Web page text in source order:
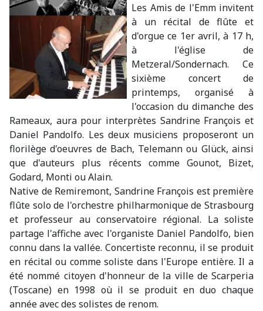
Les Amis de l'Emm invitent
à un récital de flûte et
d'orgue ce 1er avril, à 17 h,
à l'église de
Metzeral/Sondernach. Ce
sixième concert de
printemps, organisé à
l'occasion du dimanche des
Rameaux, aura pour interprètes Sandrine François et
Daniel Pandolfo. Les deux musiciens proposeront un
florilège d'oeuvres de Bach, Telemann ou Glück, ainsi
que d'auteurs plus récents comme Gounot, Bizet,
Godard, Monti ou Alain.
Native de Remiremont, Sandrine François est première
flûte solo de l'orchestre philharmonique de Strasbourg
et professeur au conservatoire régional. La soliste
partage l'affiche avec l'organiste Daniel Pandolfo, bien
connu dans la vallée. Concertiste reconnu, il se produit
en récital ou comme soliste dans l'Europe entière. Il a
été nommé citoyen d'honneur de la ville de Scarperia
(Toscane) en 1998 où il se produit en duo chaque
année avec des solistes de renom.